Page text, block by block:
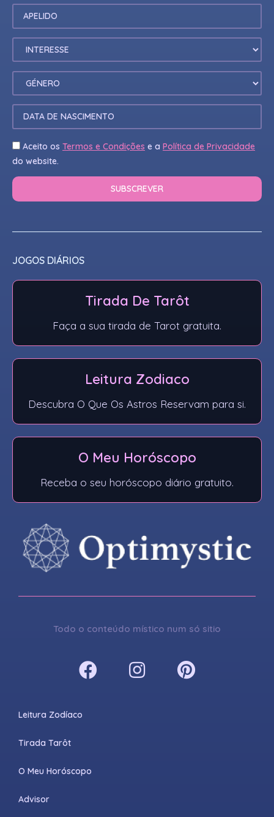
Aceito os Termos e Condições e a Política de Privacidade
do website.
JOGOS DIÁRIOS
Tirada De Tarôt
Faça a sua tirada de Tarot gratuita.
Leitura Zodiaco
Descubra O Que Os Astros Reservam para si.
O Meu Horóscopo​
Receba o seu horóscopo diário gratuito.
Todo o conteúdo místico num só sitio
Leitura Zodíaco
Tirada Tarôt
O Meu Horóscopo
Advisor